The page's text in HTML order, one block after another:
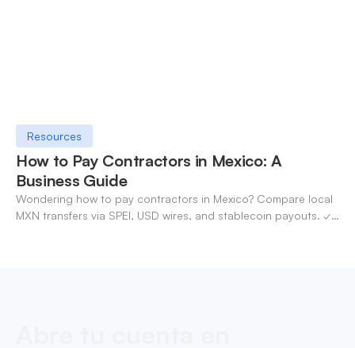
Resources
How to Pay Contractors in Mexico: A
Business Guide
Wondering how to pay contractors in Mexico? Compare local
MXN transfers via SPEI, USD wires, and stablecoin payouts. ✓